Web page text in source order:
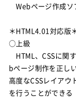
Webページ作成ソ
＊HTML4.01対応版
○上級
HTML、CSSに関
bページ制作を正し
高度なCSSレイア
を行うことができる